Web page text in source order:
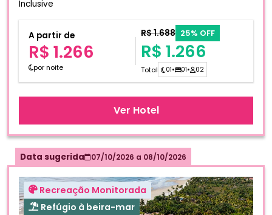
Inclusive
A partir de
R$ 1.266
por noite
R$ 1.688 25% OFF
R$ 1.266
Total 01• 01• 02
Ver Hotel
Data sugerida 07/10/2026 a 08/10/2026
Recreação Monitorada
Refúgio à beira-mar